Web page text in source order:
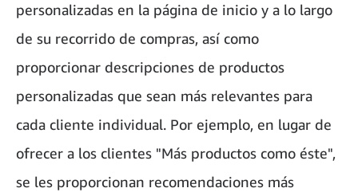
personalizadas en la página de inicio y a lo largo
de su recorrido de compras, así como
proporcionar descripciones de productos
personalizadas que sean más relevantes para
cada cliente individual. Por ejemplo, en lugar de
ofrecer a los clientes "Más productos como éste",
se les proporcionan recomendaciones más